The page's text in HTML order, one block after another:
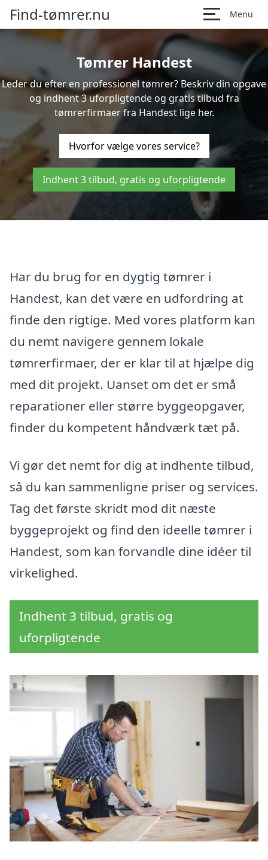
Find-tømrer.nu Menu
Tømrer Handest
Leder du efter en professionel tømrer? Beskriv din opgave
og indhent 3 uforpligtende og gratis tilbud fra
tømrerfirmaer fra Handest lige her.
Hvorfor vælge vores service?
Indhent 3 tilbud, gratis og uforpligtende
Har du brug for en dygtig tømrer i
Handest, kan det være en udfordring at
finde den rigtige. Med vores platform kan
du nemt navigere gennem lokale
tømrerfirmaer, der er klar til at hjælpe dig
med dit projekt. Uanset om det er små
reparationer eller større byggeopgaver,
finder du kompetent håndværk tæt på.
Vi gør det nemt for dig at indhente tilbud,
så du kan sammenligne priser og services.
Tag det første skridt mod dit næste
byggeprojekt og find den ideelle tømrer i
Handest, som kan forvandle dine idéer til
virkelighed.
Indhent 3 tilbud, gratis og
uforpligtende